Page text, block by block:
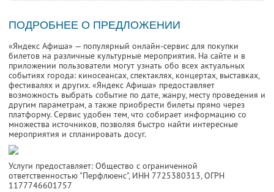
ПОДРОБНЕЕ О ПРЕДЛОЖЕНИИ
«Яндекс Афиша» — популярный онлайн-сервис для покупки
билетов на различные культурные мероприятия. На сайте и в
приложении пользователи могут узнать обо всех актуальных
событиях города: киносеансах, спектаклях, концертах, выставках,
фестивалях и других. «Яндекс Афиша» предоставляет
возможность выбрать событие по дате, жанру, месту проведения и
другим параметрам, а также приобрести билеты прямо через
платформу. Сервис удобен тем, что собирает информацию со
множества источников, позволяя быстро найти интересные
мероприятия и спланировать досуг.
Услуги предоставляет: Общество с ограниченной
ответственностью "Перфлюенс", ИНН 7725380313, ОГРН
1177746601757